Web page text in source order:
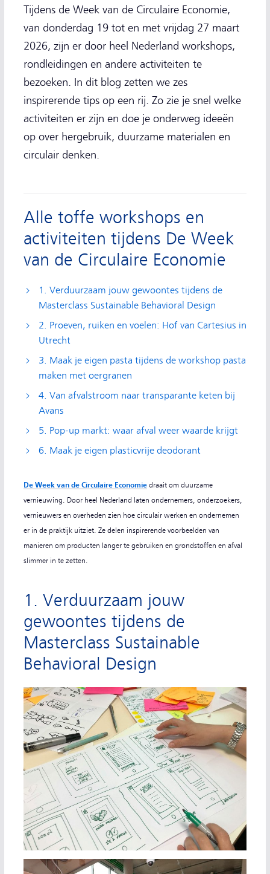
Tijdens de Week van de Circulaire Economie,
van donderdag 19 tot en met vrijdag 27 maart
2026, zijn er door heel Nederland workshops,
rondleidingen en andere activiteiten te
bezoeken. In dit blog zetten we zes
inspirerende tips op een rij. Zo zie je snel welke
activiteiten er zijn en doe je onderweg ideeën
op over hergebruik, duurzame materialen en
circulair denken.
Alle toffe workshops en
activiteiten tijdens De Week
van de Circulaire Economie
1. Verduurzaam jouw gewoontes tijdens de
Masterclass Sustainable Behavioral Design
2. Proeven, ruiken en voelen: Hof van Cartesius in
Utrecht
3. Maak je eigen pasta tijdens de workshop pasta
maken met oergranen
4. Van afvalstroom naar transparante keten bij
Avans
5. Pop-up markt: waar afval weer waarde krijgt
6. Maak je eigen plasticvrije deodorant
De Week van de Circulaire Economie draait om duurzame
vernieuwing. Door heel Nederland laten ondernemers, onderzoekers,
vernieuwers en overheden zien hoe circulair werken en ondernemen
er in de praktijk uitziet. Ze delen inspirerende voorbeelden van
manieren om producten langer te gebruiken en grondstoffen en afval
slimmer in te zetten.
1. Verduurzaam jouw
gewoontes tijdens de
Masterclass Sustainable
Behavioral Design